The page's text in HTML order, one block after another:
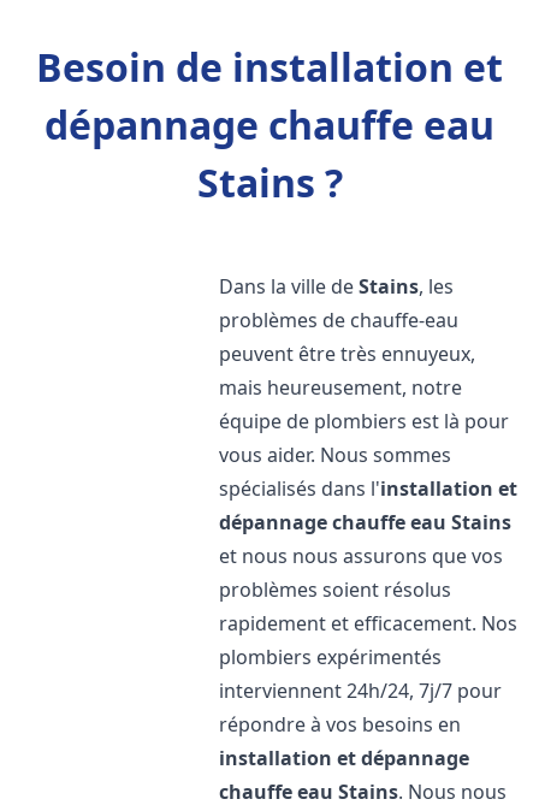
Besoin de installation et
dépannage chauffe eau
Stains ?
Dans la ville deStains, les
problèmes de chauffe-eau
peuvent être très ennuyeux,
mais heureusement, notre
équipe de plombiers est là pour
vous aider. Nous sommes
spécialisés dans l'installation et
dépannage chauffe eau Stains
et nous nous assurons que vos
problèmes soient résolus
rapidement et efficacement. Nos
plombiers expérimentés
interviennent 24h/24, 7j/7 pour
répondre à vos besoins en
installation et dépannage
chauffe eau Stains. Nous nous